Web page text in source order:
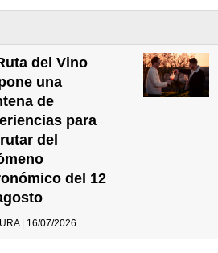
del Vino
una
de
para
del
del 12
| 16/07/2026